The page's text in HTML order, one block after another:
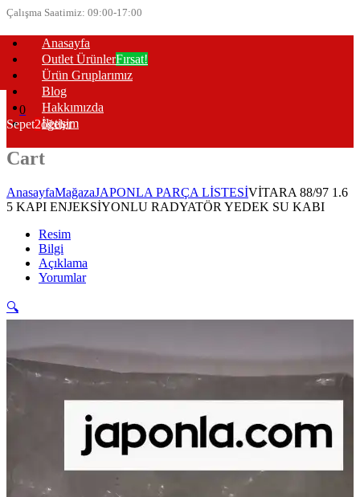
Çalışma Saatimiz: 09:00-17:00
Anasayfa
Outlet ÜrünlerFırsat!
Ürün Gruplarımız
Blog
Hakkımızda
İletişim
0
Sepet2öğeler
Cart
AnasayfaMağazaJAPONLA PARÇA LİSTESİVİTARA 88/97 1.6
5 KAPI ENJEKSİYONLU RADYATÖR YEDEK SU KABI
Resim
Bilgi
Açıklama
Yorumlar
🔍